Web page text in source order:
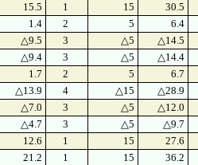
15.5 1 15
30.5
1.4 2 5
6.4
△9.5 3 △5
△14.5
△9.4 3 △5
△14.4
1.7 2 5
6.7
△13.9 4 △15
△28.9
△7.0 3 △5
△12.0
△4.7 3 △5
△9.7
12.6 1 15
27.6
21.2 1 15
36.2